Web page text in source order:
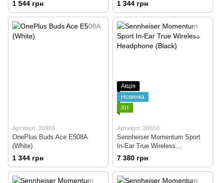
1 544 грн 1 344 грн
Артикул: 36969
OnePlus Buds Ace Е508A
(White)
1 344 грн
Акція
Новинка
Хіт
Артикул: 36650
Sennheiser Momentum Sport
In-Ear True Wireless
Headphone (Black)
7 380 грн